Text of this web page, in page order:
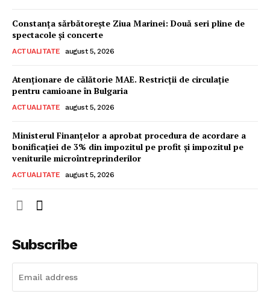
Pentru și mai mult conținut
exclusiv!
Constanța sărbătorește Ziua Marinei: Două seri pline de
spectacole și concerte
ACTUALITATE august 5, 2026
Atenționare de călătorie MAE. Restricții de circulație
pentru camioane în Bulgaria
ACTUALITATE august 5, 2026
Ministerul Finanțelor a aprobat procedura de acordare a
bonificației de 3% din impozitul pe profit și impozitul pe
veniturile microîntreprinderilor
ACTUALITATE august 5, 2026
Subscribe